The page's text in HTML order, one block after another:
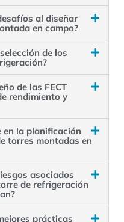
al diseñar
en campo?
de los
de las FECT
rendimiento y
en la planificación
torres montadas en
asociados
de refrigeración
prácticas